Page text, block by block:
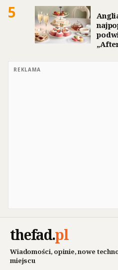
5
REKLAMA
thefad.pl
Wiadomości, opinie, nowe
miejscu